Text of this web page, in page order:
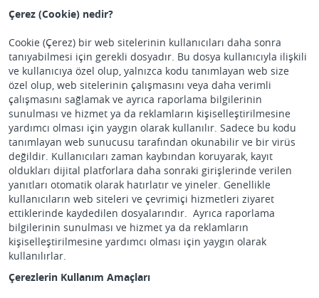
Çerez (Cookie) nedir?
Cookie (Çerez) bir web sitelerinin kullanıcıları daha sonra
tanıyabilmesi için gerekli dosyadır. Bu dosya kullanıcıyla ilişkili
ve kullanıcıya özel olup, yalnızca kodu tanımlayan web size
özel olup, web sitelerinin çalışmasını veya daha verimli
çalışmasını sağlamak ve ayrıca raporlama bilgilerinin
sunulması ve hizmet ya da reklamların kişiselleştirilmesine
yardımcı olması için yaygın olarak kullanılır. Sadece bu kodu
tanımlayan web sunucusu tarafından okunabilir ve bir virüs
değildir. Kullanıcıları zaman kaybından koruyarak, kayıt
oldukları dijital platforlara daha sonraki girişlerinde verilen
yanıtları otomatik olarak hatırlatır ve yineler. Genellikle
kullanıcıların web siteleri ve çevrimiçi hizmetleri ziyaret
ettiklerinde kaydedilen dosyalarındır. Ayrıca raporlama
bilgilerinin sunulması ve hizmet ya da reklamların
kişiselleştirilmesine yardımcı olması için yaygın olarak
kullanılırlar.
Çerezlerin Kullanım Amaçları